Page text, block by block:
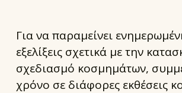
Για να παραμείνει
εξελίξεις σχετικά με την
σχεδιασμό κοσμημάτων,
χρόνο σε διάφορες εκθέσεις